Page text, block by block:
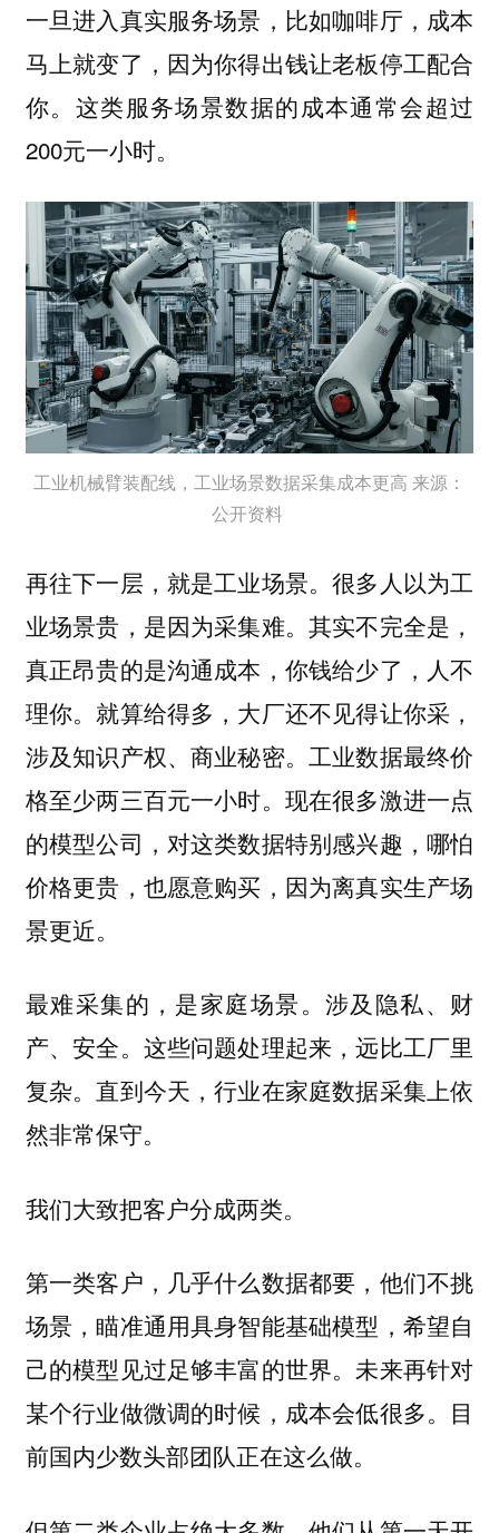
一旦进入真实服务场景，比如咖啡厅，成本
马上就变了，因为你得出钱让老板停工配合
你。这类服务场景数据的成本通常会超过
200元一小时。
工业机械臂装配线，工业场景数据采集成本更高 来源：
公开资料
再往下一层，就是工业场景。很多人以为工
业场景贵，是因为采集难。其实不完全是，
真正昂贵的是沟通成本，你钱给少了，人不
理你。就算给得多，大厂还不见得让你采，
涉及知识产权、商业秘密。工业数据最终价
格至少两三百元一小时。现在很多激进一点
的模型公司，对这类数据特别感兴趣，哪怕
价格更贵，也愿意购买，因为离真实生产场
景更近。
最难采集的，是家庭场景。涉及隐私、财
产、安全。这些问题处理起来，远比工厂里
复杂。直到今天，行业在家庭数据采集上依
然非常保守。
我们大致把客户分成两类。
第一类客户，几乎什么数据都要，他们不挑
场景，瞄准通用具身智能基础模型，希望自
己的模型见过足够丰富的世界。未来再针对
某个行业做微调的时候，成本会低很多。目
前国内少数头部团队正在这么做。